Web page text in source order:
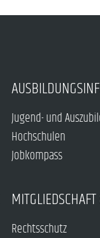
Jugend- und
Hochschulen
Jobkompass
Rechtsschutz